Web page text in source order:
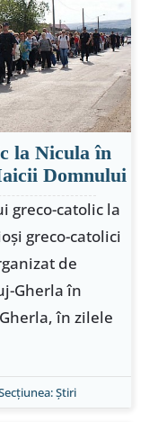
la Nicula în
Domnului
greco-catolic la
greco-catolici
de
Gherla în
în zilele
Ştiri